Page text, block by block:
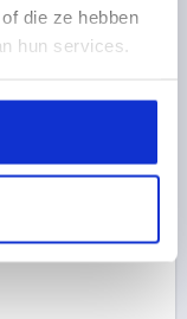
die ze hebben
hun services.
D3=36